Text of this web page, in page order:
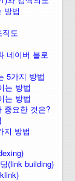
방법
도
네이버 블로
5가지 방법
는 방법
는 방법
중요한 것은?
지 방법
(link building)